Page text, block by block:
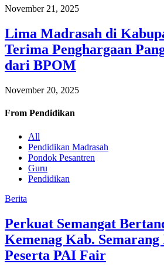
November 21, 2025
Lima Madrasah di
Terima Penghargaan
dari BPOM
November 20, 2025
From Pendidikan
All
Pendidikan Madrasah
Pondok Pesantren
Guru
Pendidikan
Berita
Perkuat Semangat
Kemenag Kab.
Peserta PAI Fair